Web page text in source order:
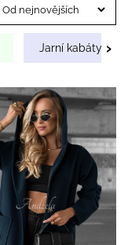
Jarní kabáty ›